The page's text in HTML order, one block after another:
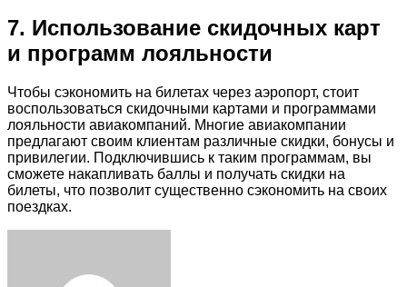
7. Использование скидочных карт
и программ лояльности
Чтобы сэкономить на билетах через аэропорт, стоит
воспользоваться скидочными картами и программами
лояльности авиакомпаний. Многие авиакомпании
предлагают своим клиентам различные скидки, бонусы и
привилегии. Подключившись к таким программам, вы
сможете накапливать баллы и получать скидки на
билеты, что позволит существенно сэкономить на своих
поездках.